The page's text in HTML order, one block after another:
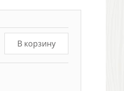
В корзину